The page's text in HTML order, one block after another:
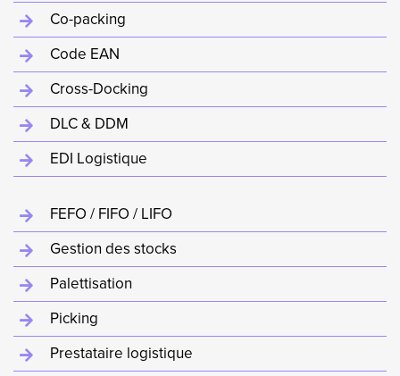
Co-packing
Code EAN
Cross-Docking
DLC & DDM
EDI Logistique
FEFO / FIFO / LIFO
Gestion des stocks
Palettisation
Picking
Prestataire logistique